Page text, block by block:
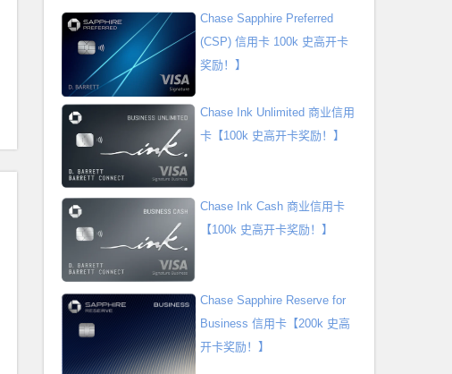
Chase Sapphire Preferred
(CSP) 信用卡 100k 史高开卡
奖励！】
Chase Ink Unlimited 商业信用
卡【100k 史高开卡奖励！】
Chase Ink Cash 商业信用卡
【100k 史高开卡奖励！】
Chase Sapphire Reserve for
Business 信用卡【200k 史高
开卡奖励！】